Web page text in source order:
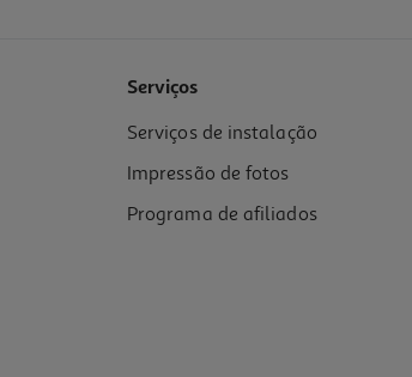
Serviços
Serviços de instalação
Impressão de fotos
Programa de afiliados